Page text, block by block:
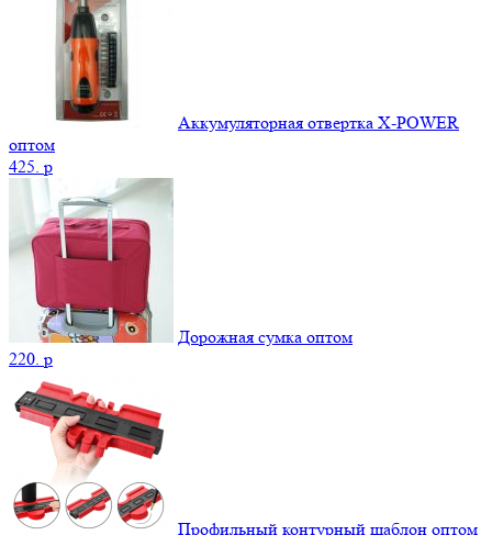
Аккумуляторная отвертка X-POWER
оптом
425. p
Дорожная сумка оптом
220. p
Профильный контурный шаблон оптом